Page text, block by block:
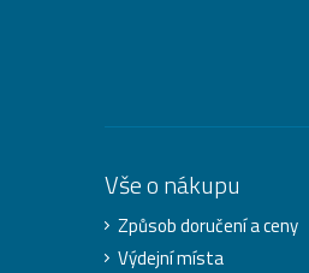
Vše o nákupu
Způsob doručení a ceny
Výdejní místa